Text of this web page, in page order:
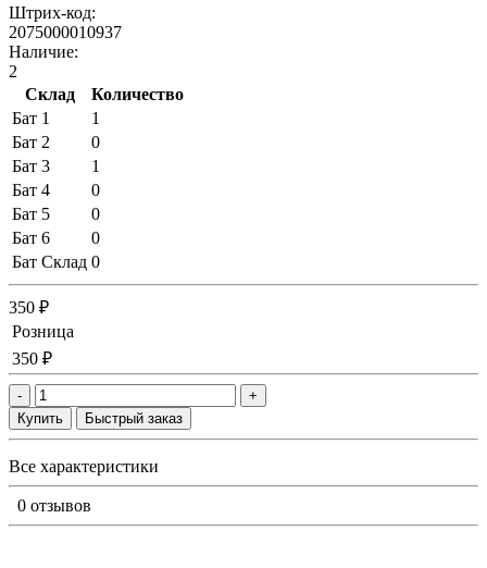
Штрих-код:
2075000010937
Наличие:
2
Склад
Количество
Бат 1
1
Бат 2
0
Бат 3
1
Бат 4
0
Бат 5
0
Бат 6
0
Бат Склад 0
350 ₽
Розница
350 ₽
-
+
Купить
Быстрый заказ
Все характеристики
0 отзывов